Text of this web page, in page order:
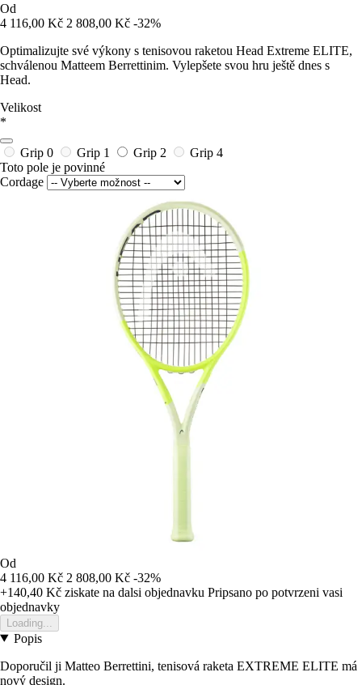
Od
4 116,00 Kč 2 808,00 Kč -32%
Optimalizujte své výkony s tenisovou raketou Head Extreme ELITE,
schválenou Matteem Berrettinim. Vylepšete svou hru ještě dnes s
Head.
Velikost
*
Grip 0 Grip 1 Grip 2
Grip 4
Toto pole je povinné
Cordage
Od
4 116,00 Kč 2 808,00 Kč -32%
+140,40 Kč ziskate na dalsi objednavku Pripsano po potvrzeni vasi
objednavky
Loading...
Popis
Doporučil ji Matteo Berrettini, tenisová raketa EXTREME ELITE má
nový design.